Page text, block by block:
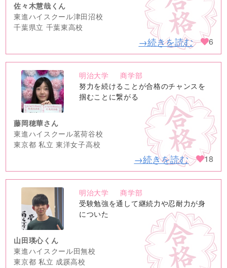
佐々木慧哉くん
東進ハイスクール津田沼校
千葉県立 千葉東高校
→続きを読む 6
no
image
明治大学
商学部
努力を続けることが合格のチャンスを
掴むことに繋がる
藤岡穂華さん
東進ハイスクール茗荷谷校
東京都 私立 東洋女子高校
→続きを読む 18
no
image
明治大学
商学部
受験勉強を通して継続力や忍耐力が身
についた
山田瑛心くん
東進ハイスクール田無校
東京都 私立 成蹊高校